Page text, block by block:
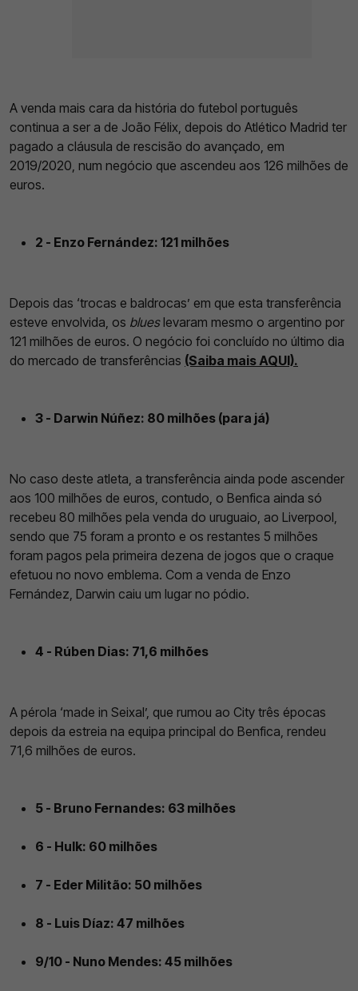
A venda mais cara da história do futebol português
continua a ser a de João Félix, depois do Atlético Madrid ter
pagado a cláusula de rescisão do avançado, em
2019/2020, num negócio que ascendeu aos 126 milhões de
euros.
2 - Enzo Fernández: 121 milhões
Depois das ‘trocas e baldrocas’ em que esta transferência
esteve envolvida, os blueslevaram mesmo o argentino por
121 milhões de euros. O negócio foi concluído no último dia
do mercado de transferências (Saiba mais AQUI).
3 - Darwin Núñez: 80 milhões (para já)
No caso deste atleta, a transferência ainda pode ascender
aos 100 milhões de euros, contudo, o Benfica ainda só
recebeu 80 milhões pela venda do uruguaio, ao Liverpool,
sendo que 75 foram a pronto e os restantes 5 milhões
foram pagos pela primeira dezena de jogos que o craque
efetuou no novo emblema. Com a venda de Enzo
Fernández, Darwin caiu um lugar no pódio.
4 - Rúben Dias: 71,6 milhões
A pérola ‘made in Seixal’, que rumou ao City três épocas
depois da estreia na equipa principal do Benfica, rendeu
71,6 milhões de euros.
5 - Bruno Fernandes: 63 milhões
6 - Hulk: 60 milhões
7 - Eder Militão: 50 milhões
8 - Luis Díaz: 47 milhões
9/10 - Nuno Mendes: 45 milhões